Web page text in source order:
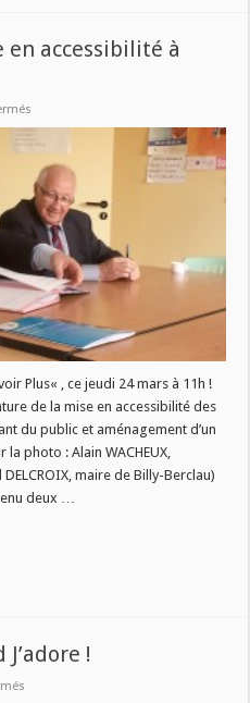
en accessibilité à
Mise
en
accessibilité
Billy-
Berclau
Plus« , ce jeudi 24 mars à 11h !
de la mise en accessibilité des
du public et aménagement d’un
photo : Alain WACHEUX,
maire de Billy-Berclau)
deux …
J’adore !